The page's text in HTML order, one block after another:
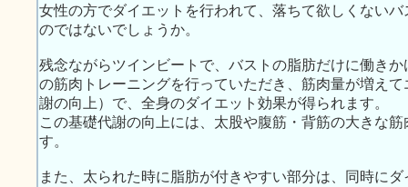
女性の方でダイエットを行われて、落ちて欲しくない
のではないでしょうか。
残念ながらツインビートで、バストの脂肪だけに働き
の筋肉トレーニングを行っていただき、筋肉量が増え
謝の向上）で、全身のダイエット効果が得られます。
この基礎代謝の向上には、太股や腹筋・背筋の大きな
す。
また、太られた時に脂肪が付きやすい部分は、同時に